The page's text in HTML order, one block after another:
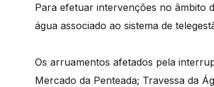
Para efetuar intervenções no âmbito
água associado ao sistema de
Os arruamentos afetados pela
Mercado da Penteada; Travessa da